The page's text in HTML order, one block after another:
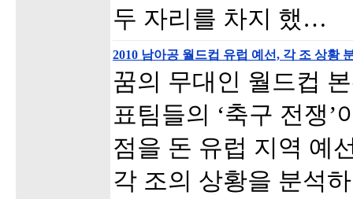
두 자리를 차지 했…
2010 남아공 월드컵 유럽 예선, 각 조 상황
꿈의 무대인 월드컵
표팀들의 ‘축구 전쟁’
점을 돈 유럽 지역 예
각 조의 상황을 분석